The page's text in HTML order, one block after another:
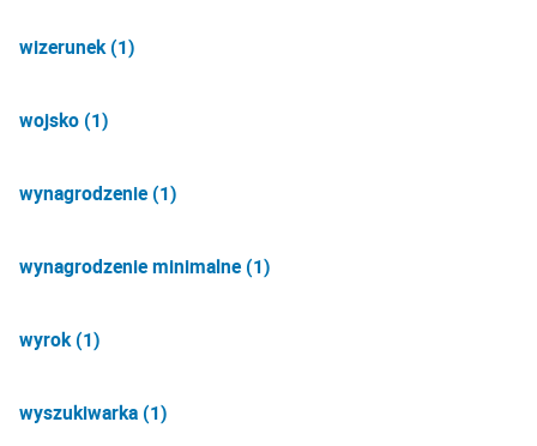
wizerunek (1)
wojsko (1)
wynagrodzenie (1)
wynagrodzenie minimalne (1)
wyrok (1)
wyszukiwarka (1)